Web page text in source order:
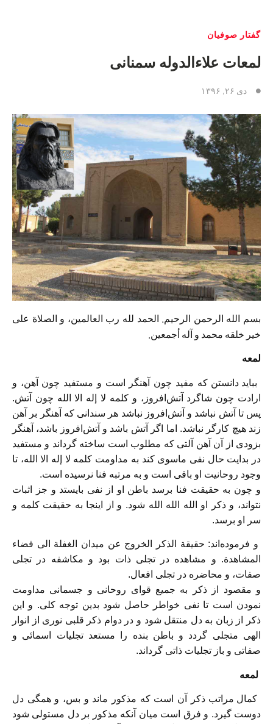
گفتار صوفیان
لمعات علاءالدوله‏ سمنانی
دی ۲۶, ۱۳۹۶
بسم الله الرحمن الرحیم‏. الحمد لله رب العالمین، و الصلاة على
خیر خلقه محمد و آله أجمعین‏.
لمعه
بباید دانستن که مفید چون آهنگر است و مستفید چون آهن، و
ارادت چون شاگرد آتش‌افروز، و کلمه لا إله الا الله چون آتش.
پس تا آتش نباشد و آتش‌افروز نباشد هر سندانى که آهنگر بر آهن
زند هیچ کارگر نباشد. اما اگر آتش باشد و آتش‌افروز باشد، آهنگر
بزودى از آن آهن آلتى که مطلوب است ساخته گرداند و مستفید
در بدایت حال نفى ماسوى کند به مداومت کلمه لا إله الا الله، تا
وجود روحانیت او باقى است و به مرتبه فنا نرسیده است.
و چون به حقیقت فنا برسد باطن او از نفى بایستد و جز اثبات
نتواند، و ذکر او الله الله الله شود. و از اینجا به حقیقت کلمه و
سر او برسد.
و فرموده‌‏اند: حقیقة الذکر الخروج عن میدان الغفلة الى فضاء
المشاهدة. و مشاهده در تجلى ذات بود و مکاشفه در تجلى
صفات، و محاضره در تجلى افعال.
و مقصود از ذکر به جمیع قواى روحانى و جسمانى مداومت
نمودن است تا نفى خواطر حاصل شود بدین توجه کلى. و این
ذکر از زبان به دل منتقل شود و در دوام ذکر قلبى نورى از انوار
الهى متجلى گردد و باطن بنده را مستعد تجلیات اسمائى و
صفاتى و باز تجلیات ذاتى گرداند.
لمعه
کمال مراتب ذکر آن است که مذکور ماند و بس، و همگى دل
دوست گیرد. و فرق است میان آنکه مذکور بر دل مستولى شود